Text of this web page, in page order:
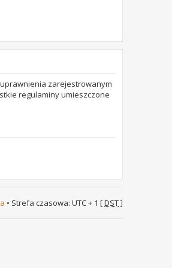
zarejestrowanym
regulaminy umieszczone
• Strefa czasowa: UTC + 1 [DST]